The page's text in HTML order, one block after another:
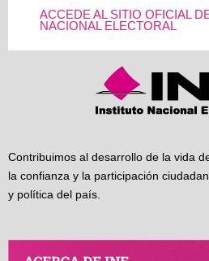
ACCEDE AL SITIO OFICIAL
NACIONAL ELECTORAL
Contribuimos al desarrollo de la vida
la confianza y la participación
y política del país.